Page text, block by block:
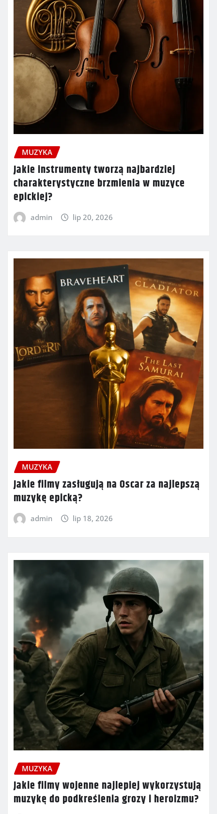
MUZYKA
Jakie instrumenty tworzą najbardziej
charakterystyczne brzmienia w muzyce
epickiej?
admin lip 20, 2026
MUZYKA
Jakie filmy zasługują na Oscar za najlepszą
muzykę epicką?
admin lip 18, 2026
MUZYKA
Jakie filmy wojenne najlepiej wykorzystują
muzykę do podkreślenia grozy i heroizmu?